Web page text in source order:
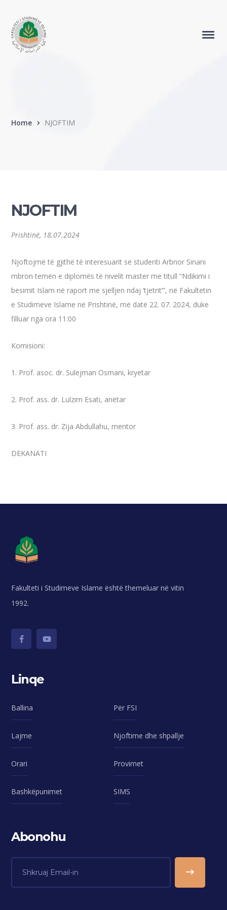
Home NJOFTIM
NJOFTIM
Prishtinë, 18.07.2024
Njoftojmë të gjithë të interesuarit se studenti Arbnor Sinani
mbron temën e diplomës të nivelit master me titull “Ndikimi i
besimit Islam në raport me sjelljen ndaj ‘tjetrit’”, në Fakultetin
e Studimeve Islame në Prishtinë, më datë 22. 07. 2024, duke
filluar nga ora 11:00
Komisioni:
1. Prof. asoc. dr. Sulejman Osmani, kryetar
2. Prof. ass. dr. Lulzim Esati, anëtar
3. Prof. ass. dr. Zija Abdullahu, mentor
DEKANATI
Fakulteti i Studimeve Islame është themeluar në vitin
1992.
Linqe
Ballina Për FSI
Lajme Njoftime dhe shpallje
Orari Provimet
Bashkëpunimet SIMS
Abonohu